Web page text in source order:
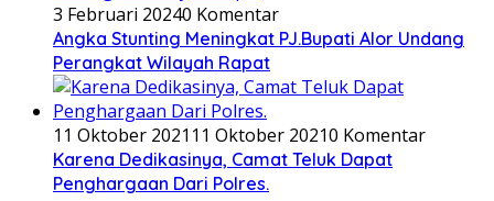
3 Februari 20240 Komentar
Angka Stunting Meningkat PJ.Bupati Alor Undang
Perangkat Wilayah Rapat
11 Oktober 2021 11 Oktober 20210 Komentar
Karena Dedikasinya, Camat Teluk Dapat
Penghargaan Dari Polres.